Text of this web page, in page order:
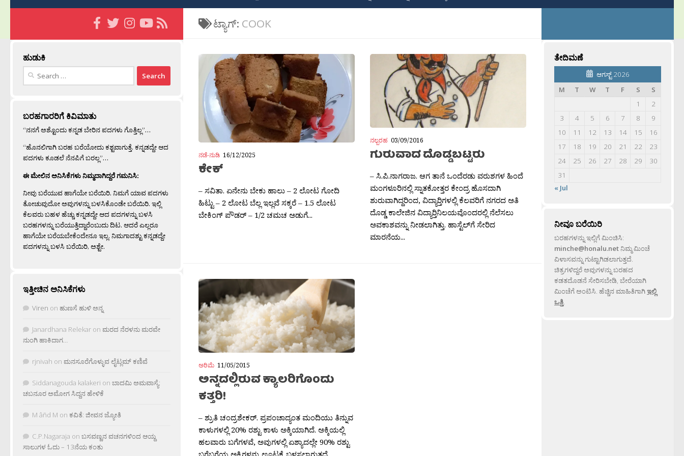
ಟ್ಯಾಗ್: COOK
ನಡೆ-ನುಡಿ 16/12/2025
ಕೇಕ್
– ಸವಿತಾ. ಏನೇನು ಬೇಕು ಹಾಲು – 2 ಲೋಟ ಗೋದಿ
ಹಿಟ್ಟು – 2 ಲೋಟ ಬೆಲ್ಲ ಇಲ್ಲವೆ ಸಕ್ಕರೆ – 1.5 ಲೋಟ
ಬೇಕಿಂಗ್ ಪೌಡ‍ರ್ – 1/2 ಚಮಚ ಅಡುಗೆ...
ನಲ್ಬರಹ 03/09/2016
ಗುರುವಾದ ದೊಡ್ಡಬಟ್ಟರು
– ಸಿ.ಪಿ.ನಾಗರಾಜ. ಆಗ ತಾನೆ ಒಂದೆರಡು ವರುಶಗಳ ಹಿಂದೆ
ಮಂಗಳೂರಿನಲ್ಲಿ ಸ್ನಾತಕೋತ್ತರ ಕೇಂದ್ರ ಹೊಸದಾಗಿ
ಶುರುವಾಗಿದ್ದರಿಂದ, ವಿದ್ಯಾರ‍್ತಿಗಳಲ್ಲಿ ಕೆಲವರಿಗೆ ನಗರದ ಅತಿ
ದೊಡ್ಡ ಕಾಲೇಜಿನ ವಿದ್ಯಾರ‍್ತಿನಿಲಯವೊಂದರಲ್ಲಿ ನೆಲೆಸಲು
ಅವಕಾಶವನ್ನು ನೀಡಲಾಗಿತ್ತು. ಹಾಸ್ಟೆಲ್‍ಗೆ ಸೇರಿದ
ಮಾರನೆಯ...
ಅರಿಮೆ 11/05/2015
ಅನ್ನದಲ್ಲಿರುವ ಕ್ಯಾಲರಿಗೊಂದು
ಕತ್ತರಿ!
– ಶ್ರುತಿ ಚಂದ್ರಶೇಕರ್. ಪ್ರಪಂಚಾದ್ಯಂತ ಮಂದಿಯು ತಿನ್ನುವ
ಕಾಳುಗಳಲ್ಲಿ 20% ರಶ್ಟು ಕಾಳು ಅಕ್ಕಿಯಾಗಿದೆ. ಅಕ್ಕಿಯಲ್ಲಿ
ಹಲವಾರು ಬಗೆಗಳವೆ, ಅವುಗಳಲ್ಲಿ ಏಶ್ಯಾದಲ್ಲೇ 90% ರಶ್ಟು
ಬಗೆಬಗೆಯ ಅಕ್ಕಿಗಳನ್ನು ಊಟಕ್ಕೆ ಬಳಸಲಾಗುತ್ತದೆ.
ಹುಡುಕಿ
Search
ಬರಹಗಾರರಿಗೆ ಕಿವಿಮಾತು
“ನನಗೆ ಅಶ್ಟೊಂದು ಕನ್ನಡ ಬೇರಿನ ಪದಗಳು ಗೊತ್ತಿಲ್ಲ”…
“ಹೊನಲಿಗಾಗಿ ಬರಹ ಬರೆಯೋದು ಕಶ್ಟವಾಗುತ್ತೆ. ಕನ್ನಡದ್ದೇ ಆದ
ಪದಗಳು ಕೂಡಲೆ ನೆನಪಿಗೆ ಬರಲ್ಲ”…
ಈ ಮೇಲಿನ ಅನಿಸಿಕೆಗಳು ನಿಮ್ಮದಾಗಿದ್ದರೆ ಗಮನಿಸಿ:
ನೀವು ಬರೆಯುವ ಹಾಗೆಯೇ ಬರೆಯಿರಿ. ನಿಮಗೆ ಯಾವ ಪದಗಳು
ತೋಚುವುದೋ ಅವುಗಳನ್ನು ಬಳಸಿಕೊಂಡೇ ಬರೆಯಿರಿ. ಇಲ್ಲಿ
ಕೆಲವರು ಬಹಳ ಹೆಚ್ಚು ಕನ್ನಡದ್ದೇ ಆದ ಪದಗಳನ್ನು ಬಳಸಿ
ಬರಹಗಳನ್ನು ಬರೆಯುತ್ತಿದ್ದಾರೆಂಬುದು ದಿಟ. ಆದರೆ ಎಲ್ಲರೂ
ಹಾಗೆಯೇ ಬರೆಯಬೇಕೆಂದೇನೂ ಇಲ್ಲ. ನಿಮಗಾದಶ್ಟು ಕನ್ನಡದ್ದೇ
ಪದಗಳನ್ನು ಬಳಸಿ ಬರೆಯಿರಿ, ಅಶ್ಟೇ.
ಇತ್ತೀಚಿನ ಅನಿಸಿಕೆಗಳು
Viren on ಹುಣಸೆ ಹುಳಿ ಅನ್ನ
Janardhana Relekar on ಮರದ ನೆರಳನು ಮರವೇ
ನುಂಗಿ ಹಾಕಿದಾಗ…
rjnivah on ಮನಸೂರೆಗೊಳ್ಳುವ ಲೈಟ್ಲಮ್ ಕಣಿವೆ
Siddanagouda kalakeri on ಬಾದಮಿ ಅಮವಾಸ್ಯೆ:
ಚಬನೂರ ಅಮೋಗ ಸಿದ್ದನ ಹೇಳಿಕೆ
M âñd M on ಕವಿತೆ: ಜೀವನ ಜ್ಯೋತಿ
C.P.Nagaraja on ಬಸವಣ್ಣನ ವಚನಗಳಿಂದ ಆಯ್ದ
ಸಾಲುಗಳ ಓದು – 13ನೆಯ ಕಂತು
ತೇದಿಮಣೆ
ಆಗಸ್ಟ್ 2026
M
T W T F S
S
1
2
3
4 5 6 7 8
9
10
11 12 13 14 15
16
17
18 19 20 21 22
23
24
25 26 27 28 29
30
31
« Jul
ನೀವೂ ಬರೆಯಿರಿ
ಬರಹಗಳನ್ನು ಇಲ್ಲಿಗೆ ಮಿಂಚಿಸಿ:
minche@honalu.netನಿಮ್ಮ ಮಿಂಚೆ
ವಿಳಾಸವನ್ನು ಗುಟ್ಟಾಗಿಡಲಾಗುತ್ತದೆ.
ಚಿತ್ರಗಳಿದ್ದರೆ ಅವುಗಳನ್ನು ಬರಹದ
ಕಡತದೊಡನೆ ಸೇರಿಸಬೇಡಿ, ಬೇರೆಯಾಗಿ
ಮಿಂಚೆಗೆ ಅಂಟಿಸಿ. ಹೆಚ್ಚಿನ ಮಾಹಿತಿಗಾಗಿಇಲ್ಲಿ
ಒತ್ತಿ.